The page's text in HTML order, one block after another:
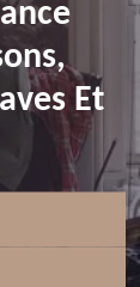
Et